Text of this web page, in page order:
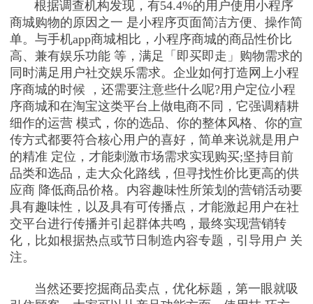
根据调查机构发现，有54.4%的用户使用小程序
商城购物的原因之一 是小程序页面简洁方便、操作简
单。与手机app商城相比，小程序商城的商品性价比
高、兼有娱乐功能 等，满足「即买即走」购物需求的
同时满足用户社交娱乐需求。企业如何打造网上小程
序商城的时候 ，还需要注意些什么呢?用户定位小程
序商城和在淘宝这类平台上做电商不同，它强调精耕
细作的运营 模式，你的选品、你的整体风格、你的宣
传方式都要符合核心用户的喜好，简单来说就是用户
的精准 定位，才能刺激市场需求实现购买;坚持目前
品类和选品，走大众化路线，但寻找性价比更高的供
应商 降低商品价格。内容趣味性所策划的营销活动要
具有趣味性，以及具有可传播点，才能激起用户在社
交平台进行传播并引起群体共鸣，最终实现营销转
化，比如根据热点或节日制造内容专题，引导用户 关
注。
当然还要挖掘商品卖点，优化标题，第一眼就吸